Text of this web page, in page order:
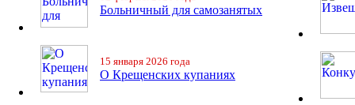
Больничный для самозанятых
15 января 2026 года
О Крещенских купаниях